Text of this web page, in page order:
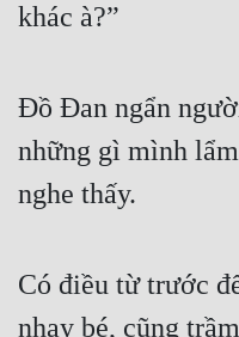
Nữ Cường
Nữ Phụ
Phương Tây
Phản Phái
khác à?”
Đồ Đan ngẩn
những gì mình
nghe thấy.
Có điều từ trước
nhạy bé, cũng